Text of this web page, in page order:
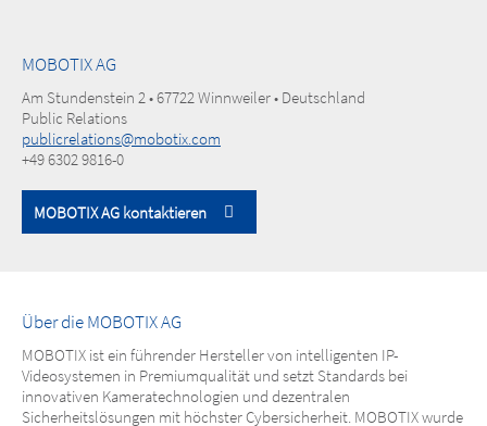
MOBOTIX AG
Am Stundenstein 2 • 67722 Winnweiler • Deutschland
Public Relations
publicrelations@mobotix.com
+49 6302 9816-0
MOBOTIX AG kontaktieren
Über die MOBOTIX AG
MOBOTIX ist ein führender Hersteller von intelligenten IP-
Videosystemen in Premiumqualität und setzt Standards bei
innovativen Kameratechnologien und dezentralen
Sicherheitslösungen mit höchster Cybersicherheit. MOBOTIX wurde